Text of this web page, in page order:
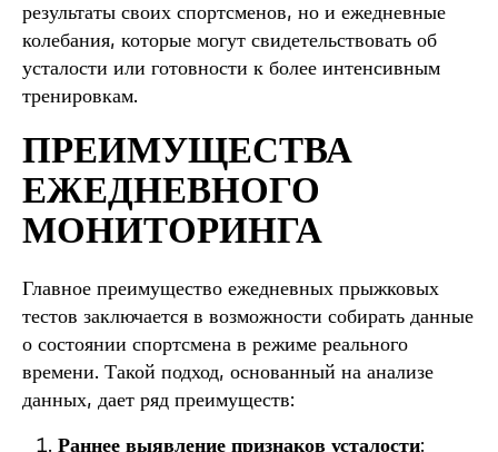
результаты своих спортсменов, но и ежедневные
колебания, которые могут свидетельствовать об
усталости или готовности к более интенсивным
тренировкам.
ПРЕИМУЩЕСТВА
ЕЖЕДНЕВНОГО
МОНИТОРИНГА
Главное преимущество ежедневных прыжковых
тестов заключается в возможности собирать данные
о состоянии спортсмена в режиме реального
времени. Такой подход, основанный на анализе
данных, дает ряд преимуществ:
Раннее выявление признаков усталости: